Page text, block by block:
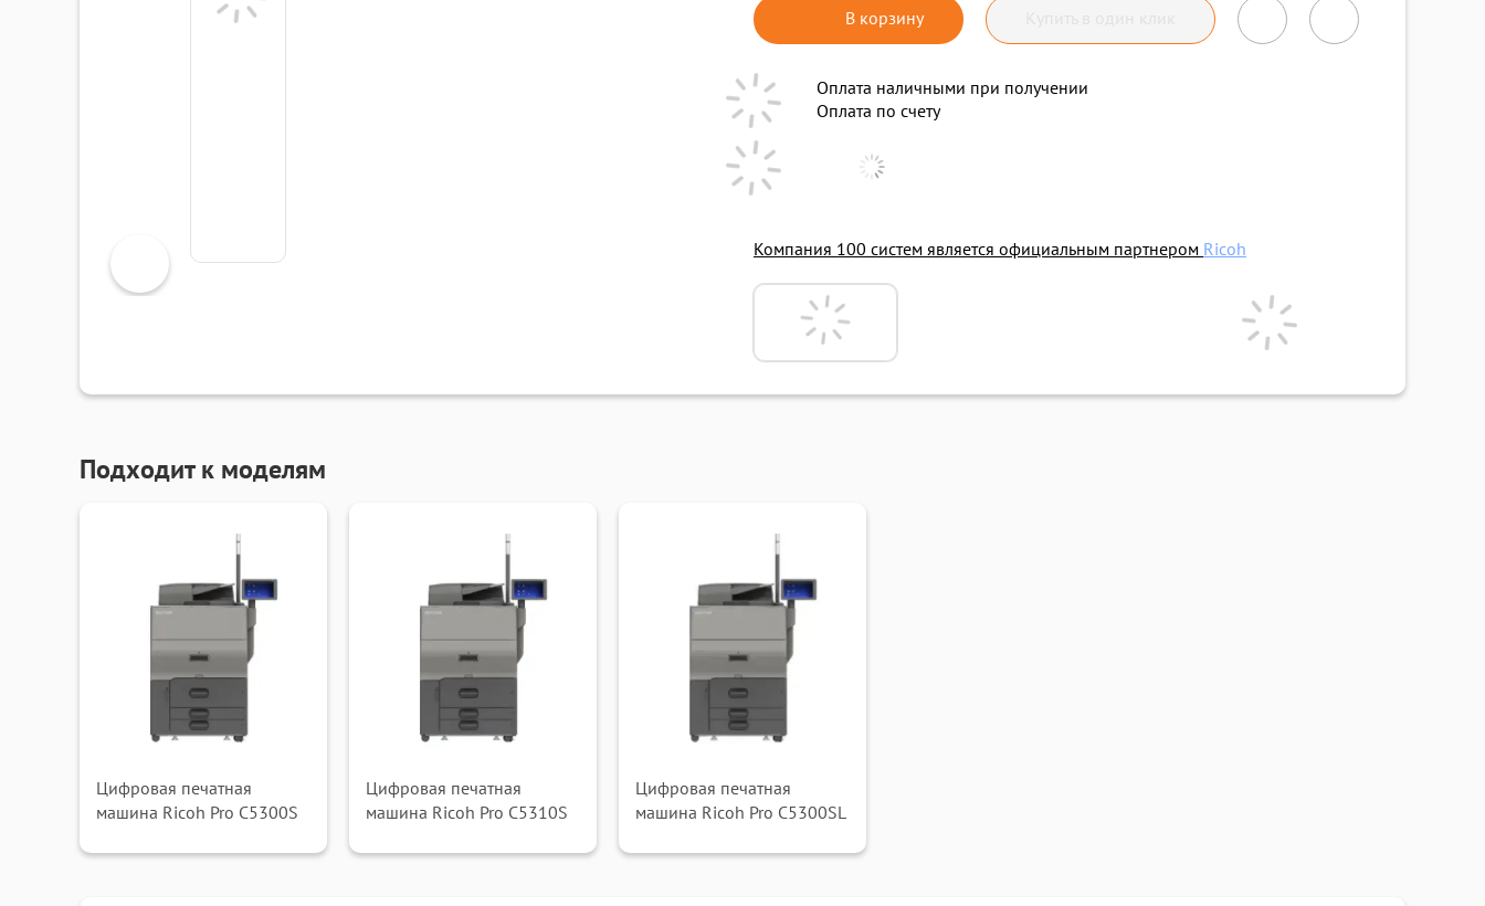
В корзину
Оплата наличными при получении
Оплата по счету
Компания 100 систем является официальным партнером Ricoh
Подходит к моделям
Цифровая печатная
машина Ricoh Pro C5300S
Цифровая печатная
машина Ricoh Pro C5310S
Цифровая печатная
машина Ricoh Pro C5300SL